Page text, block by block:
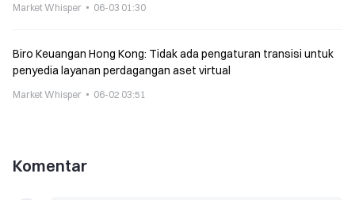
Market Whisper 06-03 01:30
Biro Keuangan Hong Kong: Tidak ada pengaturan transisi untuk
penyedia layanan perdagangan aset virtual
Market Whisper 06-02 03:51
Komentar